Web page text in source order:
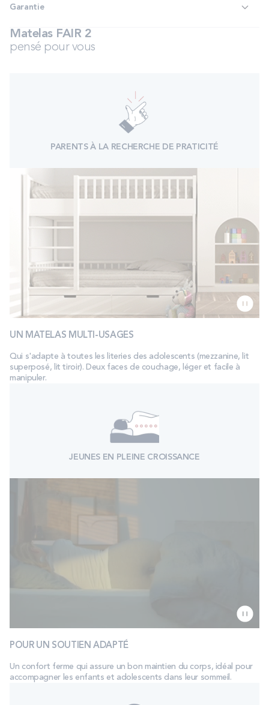
Garantie
Matelas FAIR 2
pensé pour vous
PARENTS À LA RECHERCHE DE PRATICITÉ
UN MATELAS MULTI-USAGES
Qui s'adapte à toutes les literies des adolescents (mezzanine, lit
superposé, lit tiroir). Deux faces de couchage, léger et facile à
manipuler.
JEUNES EN PLEINE CROISSANCE
POUR UN SOUTIEN ADAPTÉ
Un confort ferme qui assure un bon maintien du corps, idéal pour
accompagner les enfants et adolescents dans leur sommeil.